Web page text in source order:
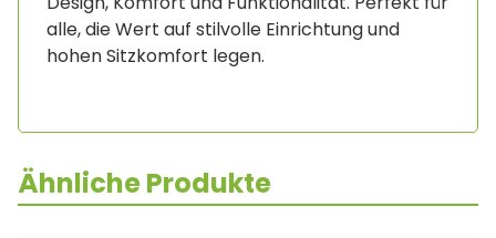
alle, die Wert auf stilvolle Einrichtung und
hohen Sitzkomfort legen.
Ähnliche Produkte